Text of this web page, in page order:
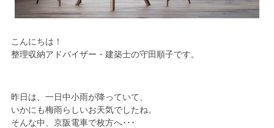
こんにちは！
整理収納アドバイザー・建築士の守田順子です。
昨日は、一日中小雨が降っていて、
いかにも梅雨らしいお天気でしたね。
そんな中、京阪電車で枚方へ･･･